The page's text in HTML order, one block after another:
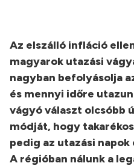
Az elszálló infláció
magyarok utazási
nagyban befolyásolja
és mennyi időre
vágyó választ olcsóbb
módját, hogy
pedig az utazási
A régióban nálunk a